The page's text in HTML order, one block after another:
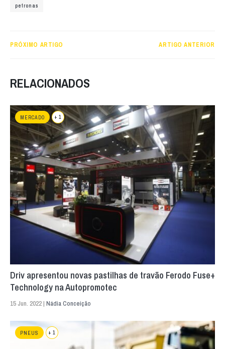
petronas
PRÓXIMO ARTIGO ARTIGO ANTERIOR
RELACIONADOS
MERCADO + 1
Driv apresentou novas pastilhas de travão Ferodo Fuse+
Technology na Autopromotec
15 Jun. 2022 | Nádia Conceição
PNEUS + 1